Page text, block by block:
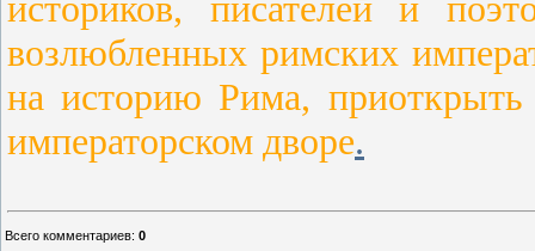
историков, писателей и
возлюбленных римских
на историю Рима,
императорском дворе.
Всего комментариев: 0